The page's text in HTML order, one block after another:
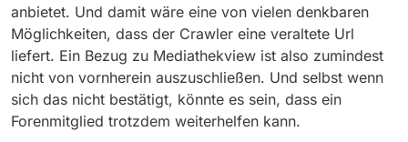
anbietet. Und damit wäre eine von vielen denkbaren
Möglichkeiten, dass der Crawler eine veraltete Url
liefert. Ein Bezug zu Mediathekview ist also zumindest
nicht von vornherein auszuschließen. Und selbst wenn
sich das nicht bestätigt, könnte es sein, dass ein
Forenmitglied trotzdem weiterhelfen kann.